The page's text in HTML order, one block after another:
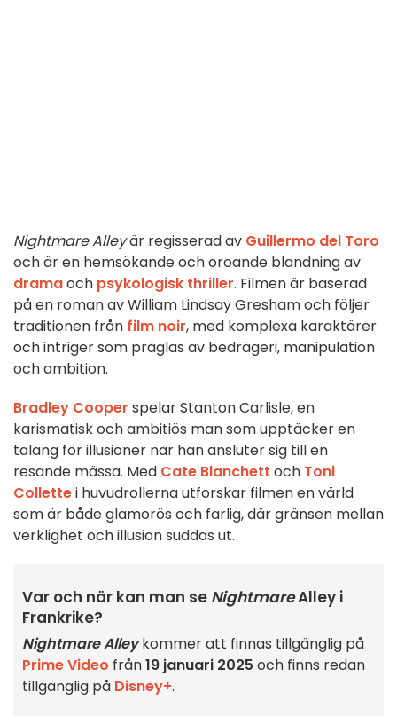
Nightmare Alleyär regisserad av Guillermo del Toro
och är en hemsökande och oroande blandning av
dramaoch psykologisk thriller. Filmen är baserad
på en roman av William Lindsay Gresham och följer
traditionen från film noir, med komplexa karaktärer
och intriger som präglas av bedrägeri, manipulation
och ambition.
Bradley Cooper spelar Stanton Carlisle, en
karismatisk och ambitiös man som upptäcker en
talang för illusioner när han ansluter sig till en
resande mässa. Med Cate Blanchett och Toni
Collettei huvudrollerna utforskar filmen en värld
som är både glamorös och farlig, där gränsen mellan
verklighet och illusion suddas ut.
Var och när kan man se NightmareAlley i
Frankrike?
Nightmare Alleykommer att finnas tillgänglig på
Prime Video från19 januari 2025 och finns redan
tillgänglig på Disney+.